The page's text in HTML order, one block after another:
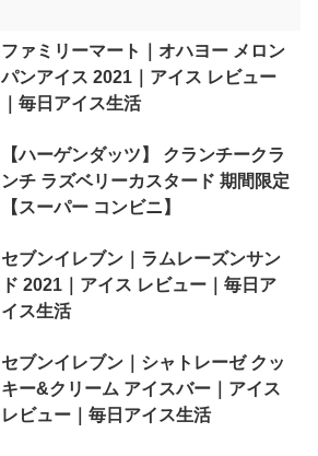
ファミリーマート｜オハヨー メロン
パンアイス 2021｜アイス レビュー
｜毎日アイス生活
【ハーゲンダッツ】 クランチークラ
ンチ ラズベリーカスタード 期間限定
【スーパー コンビニ】
セブンイレブン｜ラムレーズンサン
ド 2021｜アイス レビュー｜毎日ア
イス生活
セブンイレブン｜シャトレーゼ クッ
キー&クリーム アイスバー｜アイス
レビュー｜毎日アイス生活